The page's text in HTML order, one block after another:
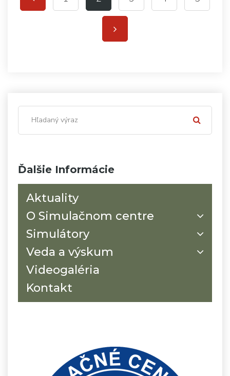
Ďalšie Informácie
Aktuality
O Simulačnom centre
Simulátory
Veda a výskum
Videogaléria
Kontakt